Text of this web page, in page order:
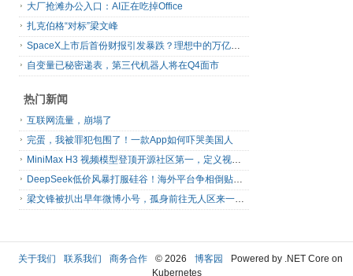
大厂抢滩办公入口：AI正在吃掉Office
扎克伯格“对标”梁文峰
SpaceX上市后首份财报引发暴跌？理想中的万亿营收太空AI公司，正在靠地面AI云挣钱
自变量已秘密递表，第三代机器人将在Q4面市
热门新闻
互联网流量，崩塌了
完蛋，我被罪犯包围了！一款App如何吓哭美国人
MiniMax H3 视频模型登顶开源社区第一，定义视频模型领域“斩杀线”
DeepSeek低价风暴打服硅谷！海外平台争相倒贴V4 Flash
梁文锋被扒出早年微博小号，孤身前往无人区来一场相当 deep 的 seek 旅行
关于我们 联系我们 商务合作 © 2026 博客园
Powered by .NET Core on
Kubernetes